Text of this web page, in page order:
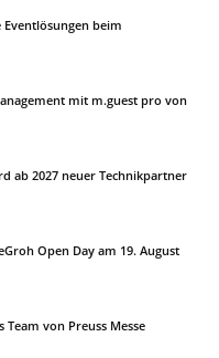
beim
mit m.guest pro von
ab 2027 neuer Technikpartner
Open Day am 19. August
von Preuss Messe